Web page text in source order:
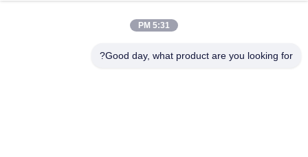
5:31 PM
Good day, what product are you looking for?